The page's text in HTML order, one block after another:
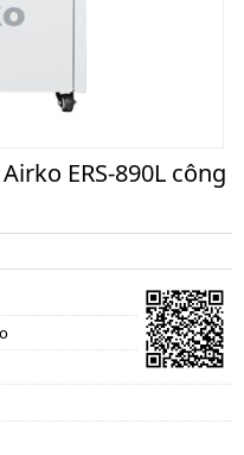
ERS-890L công